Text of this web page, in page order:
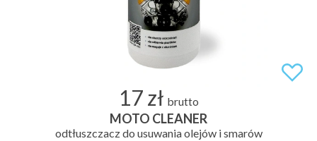
17 zł brutto
MOTO CLEANER
odtłuszczacz do usuwania olejów i smarów